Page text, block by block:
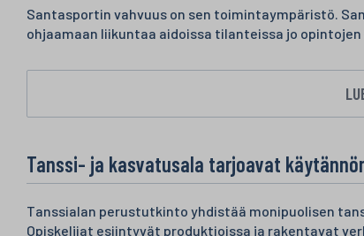
Santasportin vahvuus on sen toimintaympäristö.
ohjaamaan liikuntaa aidoissa tilanteissa jo
Tanssi- ja kasvatusala tarjoavat
Tanssialan perustutkinto yhdistää monipuolisen
Opiskelijat esiintyvät produktioissa ja rakentavat